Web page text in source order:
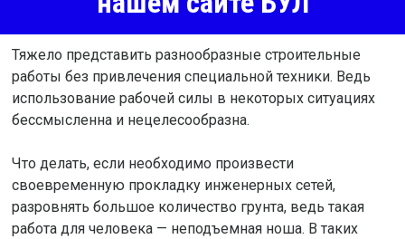
Тяжело представить разнообразные строительные
работы без привлечения специальной техники. Ведь
использование рабочей силы в некоторых ситуациях
бессмысленна и нецелесообразна.
Что делать, если необходимо произвести
своевременную прокладку инженерных сетей,
разровнять большое количество грунта, ведь такая
работа для человека — неподъемная ноша. В таких